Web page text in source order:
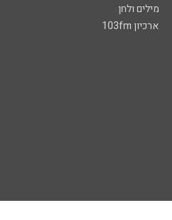
מילים ולחן
ארכיון 103fm